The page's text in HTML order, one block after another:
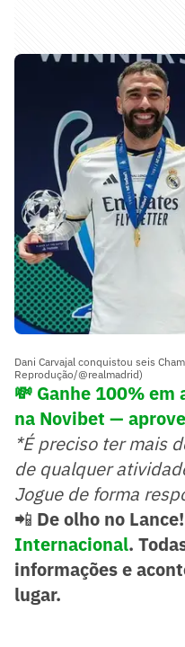
Dani Carvajal conquistou seis
Reprodução/@realmadrid)
💸 Ganhe 100%
na Novibet —
*É preciso ter mais
de qualquer
Jogue de forma
📲 De olho no
Internacional.
informações e
lugar.